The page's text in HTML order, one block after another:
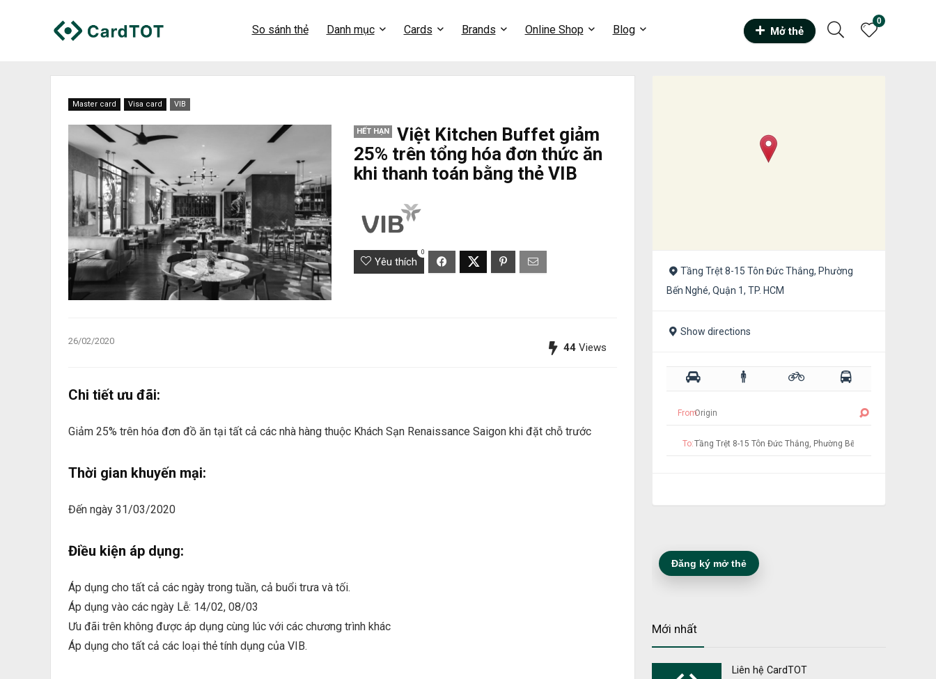
So sánh thẻ Danh mục Cards Brands Online Shop Blog Mở thẻ
0
Master card Visa card VIB
HẾT HẠN
Việt Kitchen Buffet giảm
25% trên tổng hóa đơn thức ăn
khi thanh toán bằng thẻ VIB
Yêu thích
0
26/02/2020
44 Views
Chi tiết ưu đãi:
Giảm 25% trên hóa đơn đồ ăn tại tất cả các nhà hàng thuộc Khách Sạn Renaissance Saigon khi đặt chỗ trước
Thời gian khuyến mại:
Đến ngày 31/03/2020
Điều kiện áp dụng:
Áp dụng cho tất cả các ngày trong tuần, cả buổi trưa và tối.
Áp dụng vào các ngày Lễ: 14/02, 08/03
Ưu đãi trên không được áp dụng cùng lúc với các chương trình khác
Áp dụng cho tất cả các loại thẻ tính dụng của VIB.
Tầng Trệt 8-15 Tôn Đức Thắng, Phường
Bến Nghé, Quận 1, TP. HCM
Show directions
From:
To:
Đăng ký mở thẻ
Mới nhất
Liên hệ CardTOT